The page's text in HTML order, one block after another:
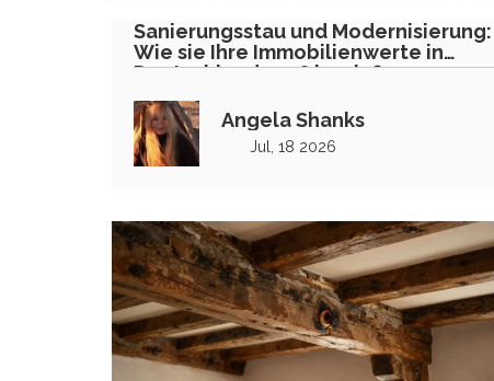
Sanierungsstau und Modernisierung:
Wie sie Ihre Immobilienwerte in
Deutschland 2026 beeinflussen
Angela Shanks
Jul, 18 2026